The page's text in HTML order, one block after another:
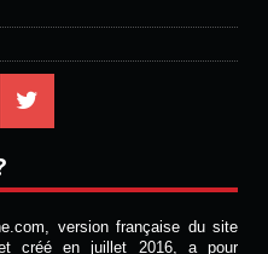
version française du site
et créé en juillet 2016, a pour